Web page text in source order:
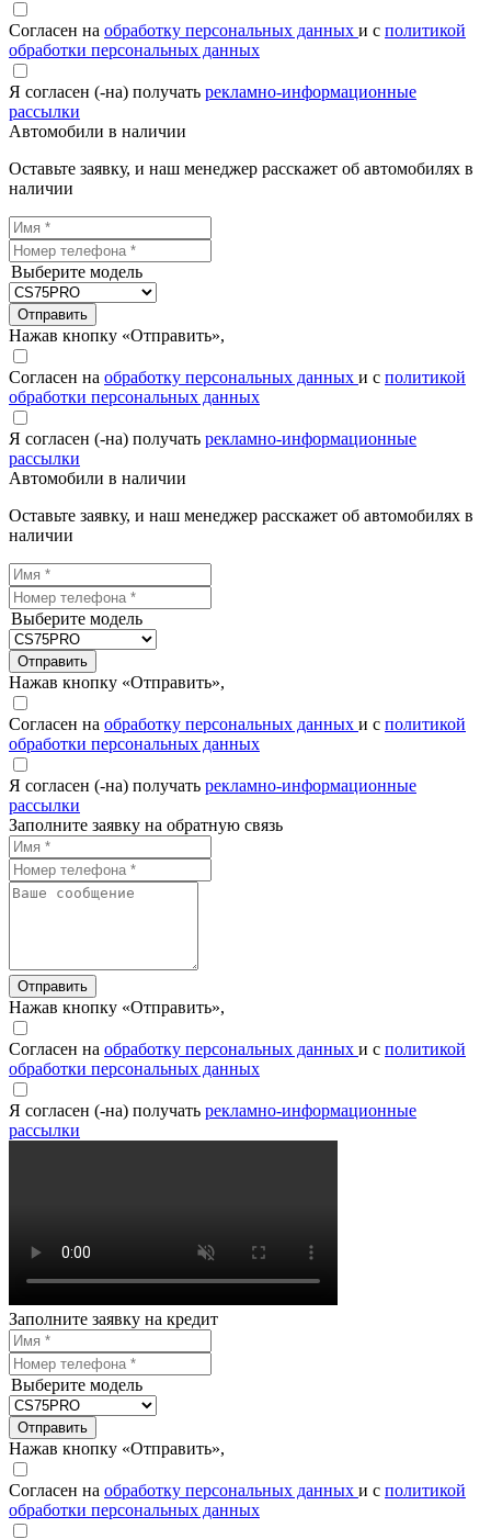
Согласен на обработку персональных данных и с политикой
обработки персональных данных
Я согласен (-на) получать рекламно-информационные
рассылки
Автомобили в наличии
Оставьте заявку, и наш менеджер расскажет об автомобилях в
наличии
Выберите модель
Отправить
Нажав кнопку «Отправить»,
Согласен на обработку персональных данных и с политикой
обработки персональных данных
Я согласен (-на) получать рекламно-информационные
рассылки
Автомобили в наличии
Оставьте заявку, и наш менеджер расскажет об автомобилях в
наличии
Выберите модель
Отправить
Нажав кнопку «Отправить»,
Согласен на обработку персональных данных и с политикой
обработки персональных данных
Я согласен (-на) получать рекламно-информационные
рассылки
Заполните заявку на обратную связь
Отправить
Нажав кнопку «Отправить»,
Согласен на обработку персональных данных и с политикой
обработки персональных данных
Я согласен (-на) получать рекламно-информационные
рассылки
Заполните заявку на кредит
Выберите модель
Отправить
Нажав кнопку «Отправить»,
Согласен на обработку персональных данных и с политикой
обработки персональных данных